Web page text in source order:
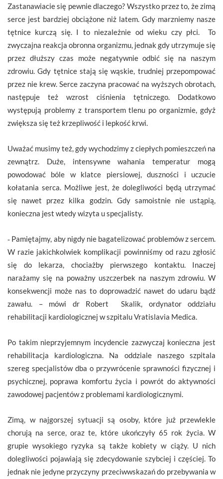
Zastanawiacie się pewnie dlaczego? Wszystko przez to, że zimą
serce jest bardziej obciążone niż latem. Gdy marzniemy nasze
tętnice kurczą się. I to niezależnie od wieku czy płci. To
zwyczajna reakcja obronna organizmu, jednak gdy utrzymuje się
przez dłuższy czas może negatywnie odbić się na naszym
zdrowiu. Gdy tętnice stają się wąskie, trudniej przepompować
przez nie krew. Serce zaczyna pracować na wyższych obrotach,
następuje też wzrost ciśnienia tętniczego. Dodatkowo
występują problemy z transportem tlenu po organizmie, gdyż
zwiększa się też krzepliwość i lepkość krwi.
Uważać musimy też, gdy wychodzimy z ciepłych pomieszczeń na
zewnątrz. Duże, intensywne wahania temperatur mogą
powodować bóle w klatce piersiowej, duszności i uczucie
kołatania serca. Możliwe jest, że dolegliwości będą utrzymać
się nawet przez kilka godzin. Gdy samoistnie nie ustąpią,
konieczna jest wtedy wizyta u specjalisty.
­­‑ Pamiętajmy, aby nigdy nie bagatelizować problemów z sercem.
W razie jakichkolwiek komplikacji powinniśmy od razu zgłosić
się do lekarza, chociażby pierwszego kontaktu. Inaczej
narażamy się na poważny uszczerbek na naszym zdrowiu. W
konsekwencji może nas to doprowadzić nawet do udaru bądź
zawału. – mówi dr Robert Skalik, ordynator oddziału
rehabilitacji kardiologicznej w szpitalu Vratislavia Medica.
Po takim nieprzyjemnym incydencie zazwyczaj konieczna jest
rehabilitacja kardiologiczna. Na oddziale naszego szpitala
szereg specjalistów dba o przywrócenie sprawności fizycznej i
psychicznej, poprawa komfortu życia i powrót do aktywności
zawodowej pacjentów z problemami kardiologicznymi.
Zimą, w najgorszej sytuacji są osoby, które już przewlekle
chorują na serce, oraz te, które ukończyły 65 rok życia. W
grupie wysokiego ryzyka są także kobiety w ciąży. U nich
dolegliwości pojawiają się zdecydowanie szybciej i częściej. To
jednak nie jedyne przyczyny przeciwwskazań do przebywania w